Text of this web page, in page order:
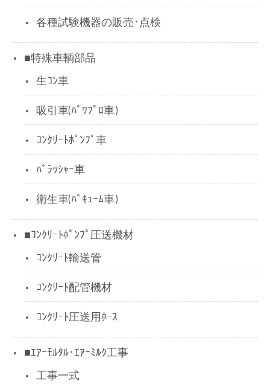
各種試験機器の販売･点検
■特殊車輌部品
生ｺﾝ車
吸引車(ﾊﾟﾜﾌﾟﾛ車)
ｺﾝｸﾘｰﾄﾎﾟﾝﾌﾟ車
ﾊﾞﾗｯｼｬｰ車
衛生車(ﾊﾞｷｭｰﾑ車)
■ｺﾝｸﾘｰﾄﾎﾟﾝﾌﾟ圧送機材
ｺﾝｸﾘｰﾄ輸送管
ｺﾝｸﾘｰﾄ配管機材
ｺﾝｸﾘｰﾄ圧送用ﾎｰｽ
■ｴｱｰﾓﾙﾀﾙ･ｴｱｰﾐﾙｸ工事
工事一式